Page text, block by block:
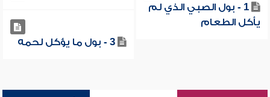
1 - بول الصبي الذي لم
يأكل الطعام
3 - بول ما يؤكل لحمه